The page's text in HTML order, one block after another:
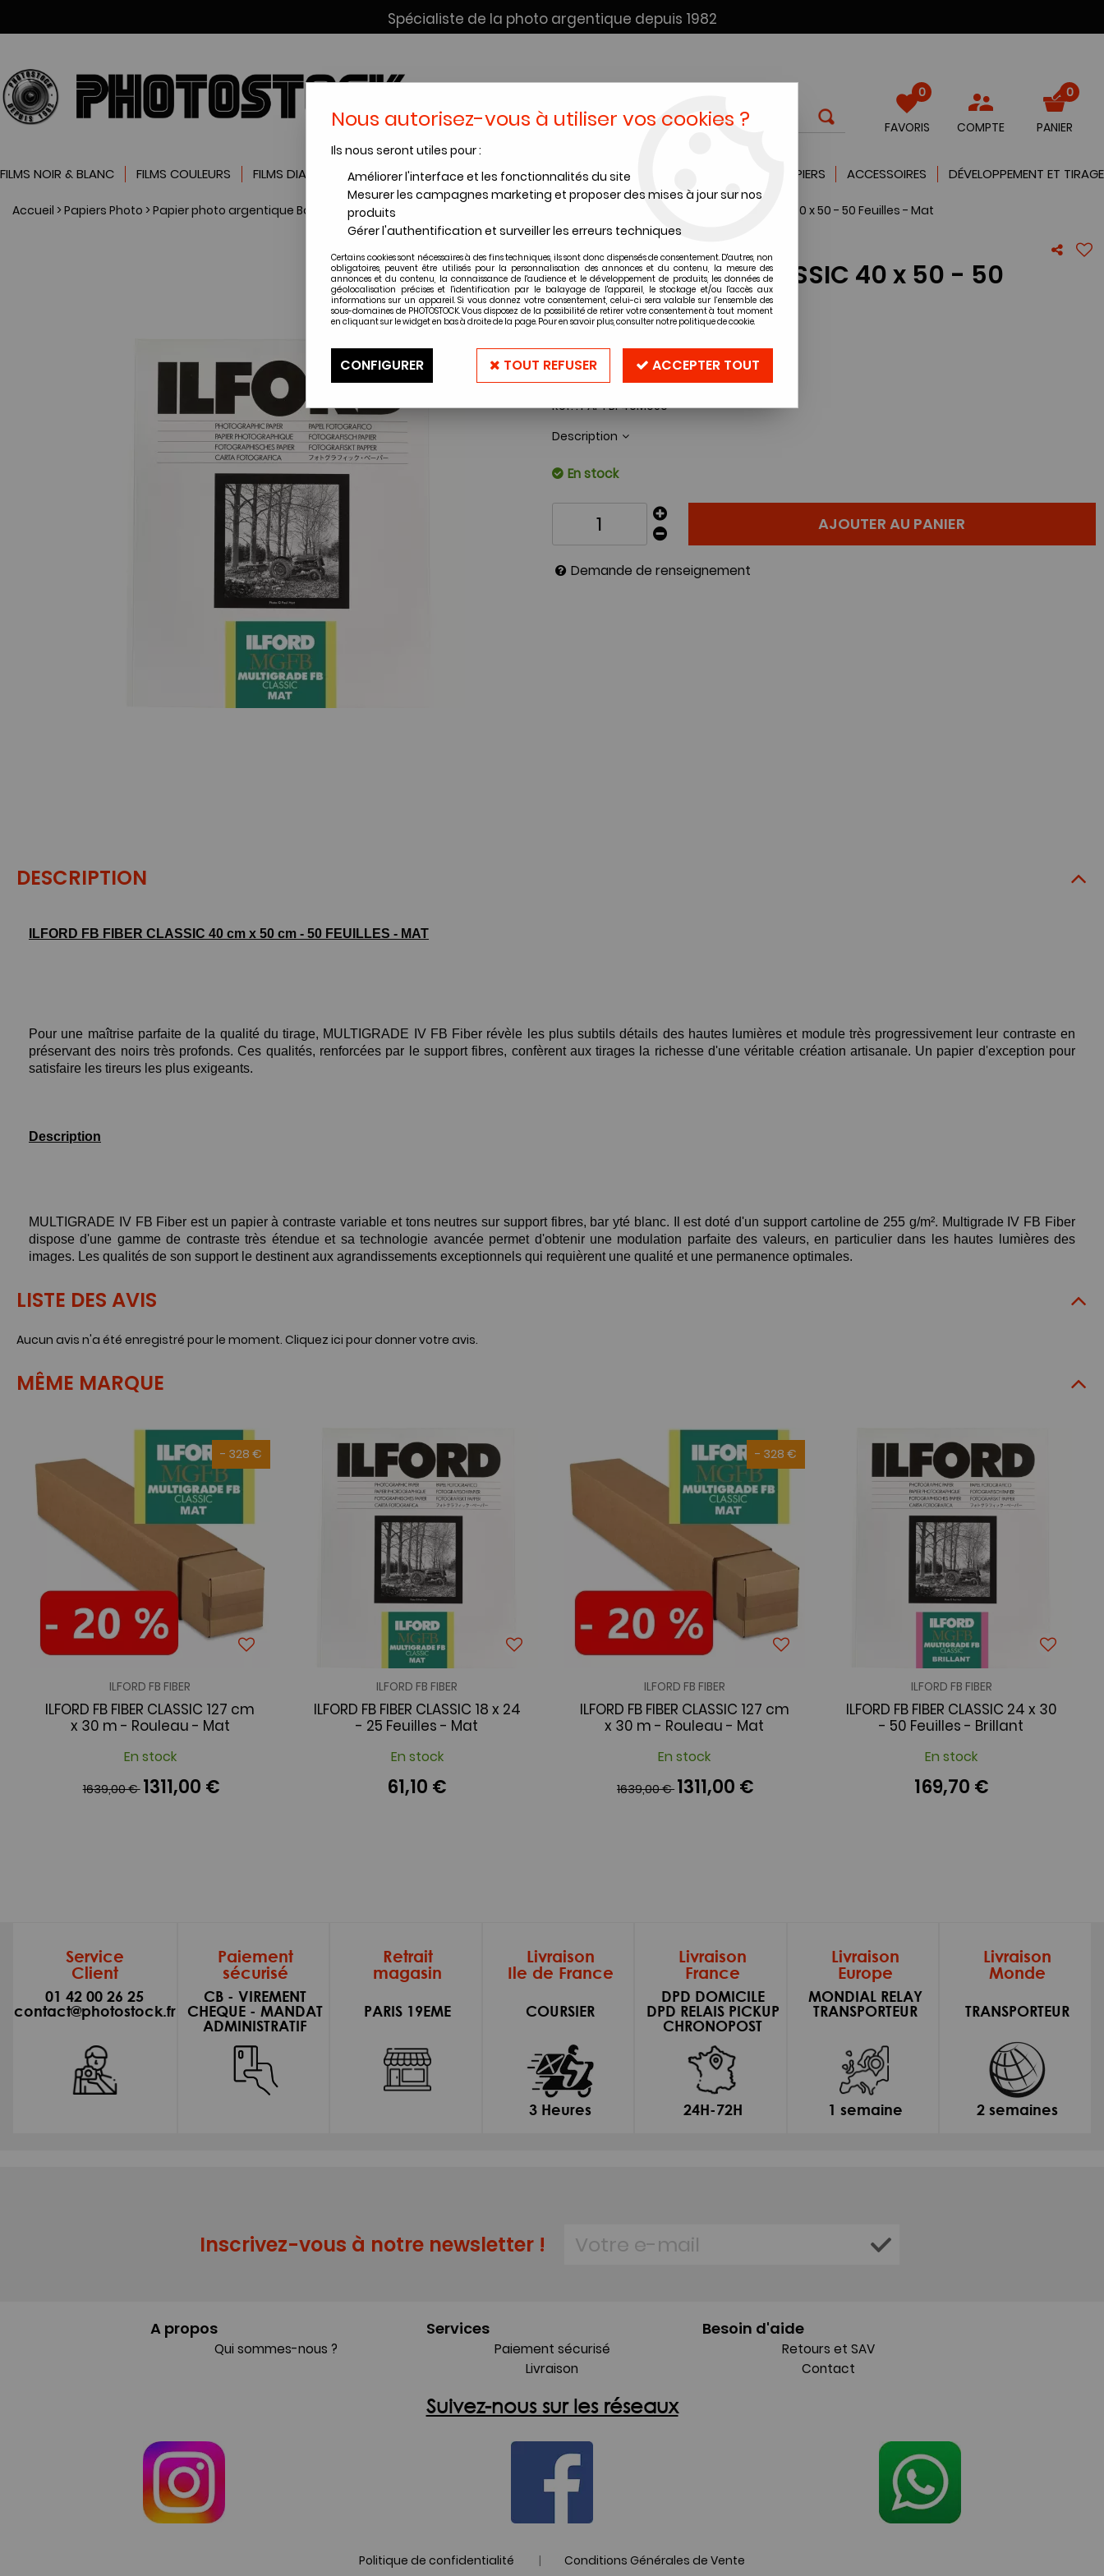
Spécialiste de la photo argentique depuis 1982
0
FAVORIS COMPTE
0
PANIER
FILMS NOIR & BLANC FILMS COULEURS FILMS DIAPOSITIVES SERVICE DÉV. + SCAN INSTANTANÉS PAPIERS ACCESSOIRES DÉVELOPPEMENT ET TIRAGE
Accueil >Papiers Photo >Papier photo argentique Baryté Papier photo argentique Ilford FB Fiber ILFORD FB FIBER CLASSIC 40 x 50 - 50 Feuilles - Mat
ILFORD FB FIBER CLASSIC 40 x 50 - 50
Feuilles - Mat
Soyez le premier à donner votre avis !
450 €TTC
Réf. :PAI-FBF40M050
Description
En stock
AJOUTER AU PANIER
Demande de renseignement
DESCRIPTION
ILFORD FB FIBER CLASSIC 40 cm x 50 cm - 50 FEUILLES - MAT
Pour une maîtrise parfaite de la qualité du tirage, MULTIGRADE IV FB Fiber révèle les plus subtils détails des hautes lumières et module très progressivement leur contraste en
préservant des noirs très profonds. Ces qualités, renforcées par le support fibres, confèrent aux tirages la richesse d'une véritable création artisanale. Un papier d'exception pour
satisfaire les tireurs les plus exigeants.
Description
MULTIGRADE IV FB Fiber est un papier à contraste variable et tons neutres sur support fibres, bar yté blanc. Il est doté d'un support cartoline de 255 g/m². Multigrade IV FB Fiber
dispose d'une gamme de contraste très étendue et sa technologie avancée permet d'obtenir une modulation parfaite des valeurs, en particulier dans les hautes lumières des
images. Les qualités de son support le destinent aux agrandissements exceptionnels qui requièrent une qualité et une permanence optimales.
LISTE DES AVIS
Aucun avis n'a été enregistré pour le moment. Cliquez ici pour donner votre avis.
MÊME MARQUE
- 328 €
ILFORD FB FIBER
ILFORD FB FIBER CLASSIC 127 cm
x 30 m - Rouleau - Mat
En stock
1639,00 € 1311,00 €
ILFORD FB FIBER
ILFORD FB FIBER CLASSIC 18 x 24
- 25 Feuilles - Mat
En stock
61,10 €
- 328 €
ILFORD FB FIBER
ILFORD FB FIBER CLASSIC 127 cm
x 30 m - Rouleau - Mat
En stock
1639,00 € 1311,00 €
ILFORD FB FIBER
ILFORD FB FIBER CLASSIC 24 x 30
- 50 Feuilles - Brillant
En stock
169,70 €
Service
Client
01 42 00 26 25
contact@photostock.fr
Paiement
sécurisé
CB - VIREMENT
CHEQUE - MANDAT
ADMINISTRATIF
Retrait
magasin
PARIS 19EME
Livraison
Ile de France
COURSIER
3 Heures
Livraison
France
DPD DOMICILE
DPD RELAIS PICKUP
CHRONOPOST
24H-72H
Livraison
Europe
MONDIAL RELAY
TRANSPORTEUR
1 semaine
Livraison
Monde
TRANSPORTEUR
2 semaines
Inscrivez-vous à notre newsletter !
A propos
Qui sommes-nous ?
Services
Paiement sécurisé
Livraison
Besoin d'aide
Retours et SAV
Contact
Suivez-nous sur les réseaux
Politique de confidentialité | Conditions Générales de Vente
Nous autorisez-vous à utiliser vos cookies ?
Ils nous seront utiles pour :
Améliorer l'interface et les fonctionnalités du site
Mesurer les campagnes marketing et proposer des mises à jour sur nos
produits
Gérer l'authentification et surveiller les erreurs techniques
Certains cookies sont nécessaires à des fins techniques, ils sont donc dispensés de consentement. D'autres, non
obligatoires, peuvent être utilisés pour la personnalisation des annonces et du contenu, la mesure des
annonces et du contenu, la connaissance de l'audience et le développement de produits, les données de
géolocalisation précises et l'identification par le balayage de l'appareil, le stockage et/ou l'accès aux
informations sur un appareil. Si vous donnez votre consentement, celui-ci sera valable sur l’ensemble des
sous-domaines de PHOTOSTOCK. Vous disposez de la possibilité de retirer votre consentement à tout moment
en cliquant sur le widget en bas à droite de la page. Pour en savoir plus, consulter notre politique de cookie.
CONFIGURER TOUT REFUSER ACCEPTER TOUT